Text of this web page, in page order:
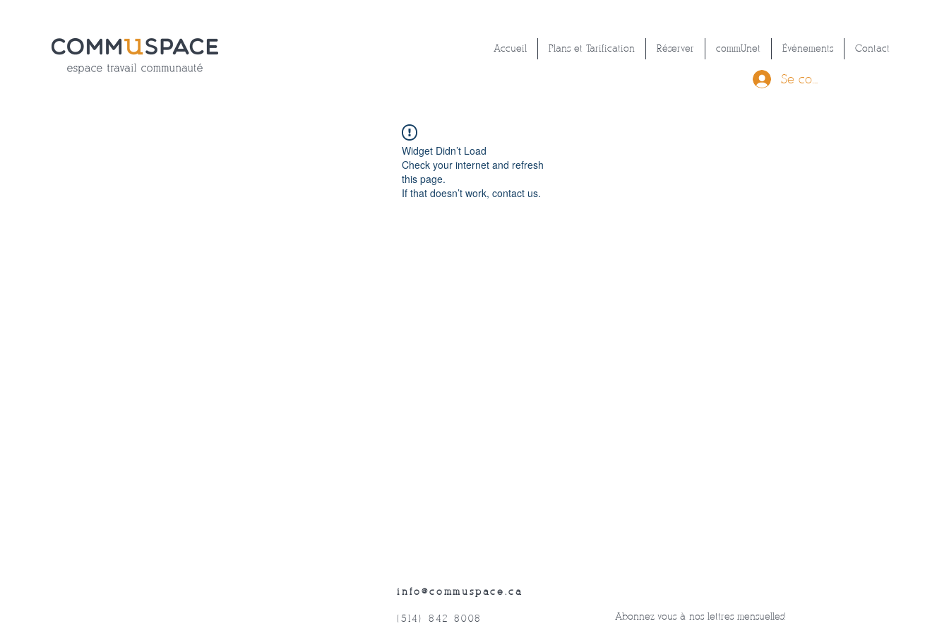
Accueil Plans et Tarification Réserver commUnet Événements Contact
Se connecter
Widget Didn’t Load
Check your internet and refresh
this page.
If that doesn’t work, contact us.
info@commuspace.ca
(514) 842-8008 Abonnez-vous à nos lettres mensuelles!